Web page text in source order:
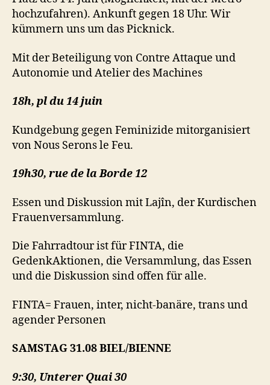
hochzufahren). Ankunft gegen 18 Uhr. Wir
kümmern uns um das Picknick.
Mit der Beteiligung von Contre Attaque und
Autonomie und Atelier des Machines
18h, pl du 14 juin
Kundgebung gegen Feminizide mitorganisiert
von Nous Serons le Feu.
19h30, rue de la Borde 12
Essen und Diskussion mit Lajîn, der Kurdischen
Frauenversammlung.
Die Fahrradtour ist für FINTA, die
GedenkAktionen, die Versammlung, das Essen
und die Diskussion sind offen für alle.
FINTA= Frauen, inter, nicht-banäre, trans und
agender Personen
SAMSTAG31.08 BIEL/BIENNE
9:30, Unterer Quai 30